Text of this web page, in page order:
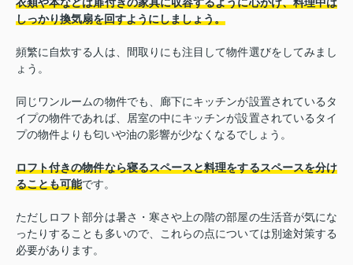
しっかり換気扇を回すようにしましょう。
頻繁に自炊する人は、間取りにも注目して物件選びをしてみまし
ょう。
同じワンルームの物件でも、廊下にキッチンが設置されているタ
イプの物件であれば、居室の中にキッチンが設置されているタイ
プの物件よりも匂いや油の影響が少なくなるでしょう。
ロフト付きの物件なら寝るスペースと料理をするスペースを分け
ることも可能です。
ただしロフト部分は暑さ・寒さや上の階の部屋の生活音が気にな
ったりすることも多いので、これらの点については別途対策する
必要があります。